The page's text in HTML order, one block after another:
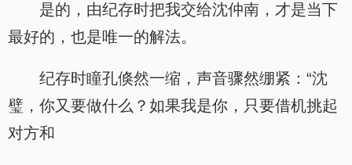
是的，由纪存时把我交给沈仲南，才是当下
最好的，也是唯一的解法。
纪存时瞳孔倏然一缩，声音骤然绷紧：“沈
璧，你又要做什么？如果我是你，只要借机挑起
对方和